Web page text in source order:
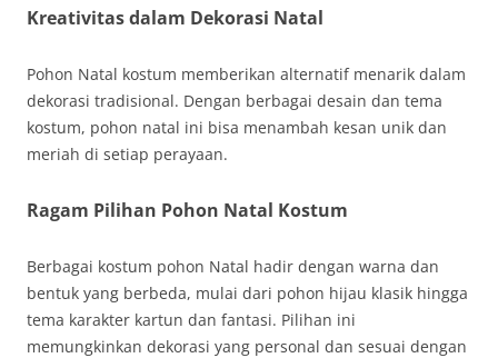
Kreativitas dalam Dekorasi Natal
Pohon Natal kostum memberikan alternatif menarik dalam
dekorasi tradisional. Dengan berbagai desain dan tema
kostum, pohon natal ini bisa menambah kesan unik dan
meriah di setiap perayaan.
Ragam Pilihan Pohon Natal Kostum
Berbagai kostum pohon Natal hadir dengan warna dan
bentuk yang berbeda, mulai dari pohon hijau klasik hingga
tema karakter kartun dan fantasi. Pilihan ini
memungkinkan dekorasi yang personal dan sesuai dengan